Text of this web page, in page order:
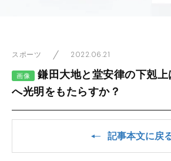
スポーツ 2022.06.21
画像
鎌田大地と堂安律の下剋
へ光明をもたらすか？
記事本文に戻